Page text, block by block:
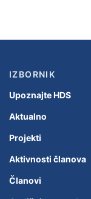
IZBORNIK
Upoznajte HDS
Aktualno
Projekti
Aktivnosti članova
Članovi